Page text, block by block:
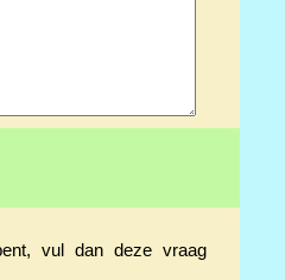
vul dan deze vraag